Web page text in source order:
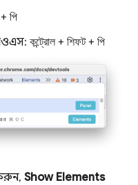
পি
কন্ট্রোল + শিফট+ পি
Show Elements